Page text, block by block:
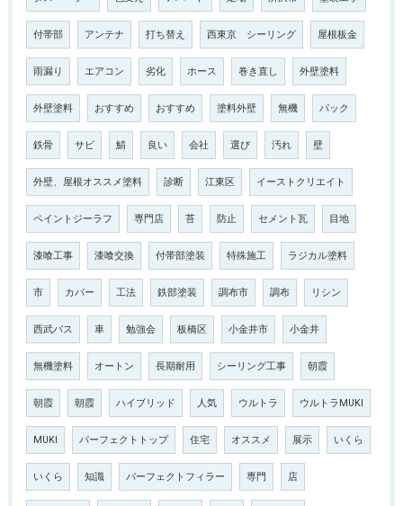
付帯部 アンテナ 打ち替え 西東京 シーリング 屋根板金
雨漏り エアコン 劣化 ホース 巻き直し 外壁塗料
外壁塗料 おすすめ おすすめ 塗料外壁 無機 パック
鉄骨 サビ 鯖 良い 会社 選び 汚れ 壁
外壁、屋根オススメ塗料 診断 江東区 イーストクリエイト
ペイントジーラフ 専門店 苔 防止 セメント瓦 目地
漆喰工事 漆喰交換 付帯部塗装 特殊施工 ラジカル塗料
市 カバー 工法 鉄部塗装 調布市 調布 リシン
西武バス 車 勉強会 板橋区 小金井市 小金井
無機塗料 オートン 長期耐用 シーリング工事 朝霞
朝霞 朝霞 ハイブリッド 人気 ウルトラ ウルトラMUKI
MUKI パーフェクトトップ 住宅 オススメ 展示 いくら
いくら 知識 パーフェクトフィラー 専門 店